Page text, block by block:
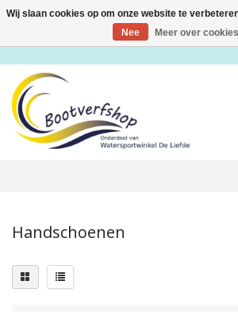
Toggle
Handschoenen
Wij slaan cookies op om onze website te
Nee
Meer over